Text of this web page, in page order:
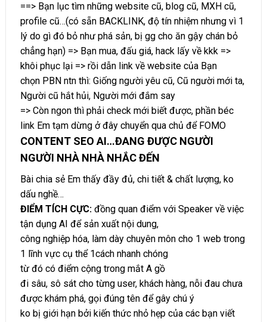
==> Bạn lục tìm những website cũ, blog cũ, MXH cũ,
profile cũ…(có sẵn BACKLINK, độ tín nhiệm nhưng vì 1
lý do gì đó bỏ như phá sản, bị gg cho ăn gậy chán bỏ
chẳng hạn) => Bạn mua, đấu giá, hack lấy về kkk =>
khôi phục lại => rồi dẫn link về website của Bạn
chọn PBN ntn thì: Giống người yêu cũ, Cũ người mới ta,
Người cũ hắt hủi, Người mới đắm say
=> Còn ngon thì phải check mới biết được, phần béc
link Em tạm dừng ở đây chuyển qua chủ để FOMO
CONTENT SEO AI…ĐANG ĐƯỢC NGƯỜI
NGƯỜI NHÀ NHÀ NHẮC ĐẾN
Bài chia sẻ Em thấy đầy đủ, chi tiết & chất lượng, ko
dấu nghề…
ĐIỂM TÍCH CỰC: đồng quan điểm với Speaker về việc
tận dụng AI để sản xuất nội dung,
công nghiệp hóa, làm dày chuyên môn cho 1 web trong
1 lĩnh vực cụ thể 1cách nhanh chóng
từ đó có điểm cộng trong mắt A gồ
đi sâu, sô sát cho từng user, khách hàng, nỗi đau chưa
được khám phá, gọi đúng tên để gây chú ý
ko bị giới hạn bởi kiến thức nhỏ hẹp của các bạn viết